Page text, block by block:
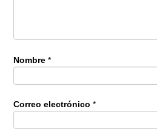
Nombre *
Correo electrónico *